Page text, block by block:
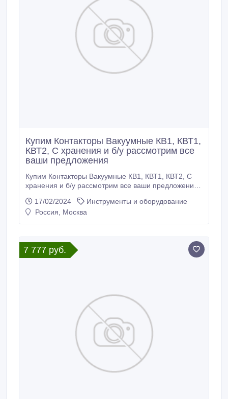
Купим Контакторы Вакуумные КВ1, КВТ1,
КВТ2, С хранения и б/у рассмотрим все
ваши предложения
Купим Контакторы Вакуумные КВ1, КВТ1, КВТ2, С
хранения и б/у рассмотрим все ваши предложения
КВТ 1 , 14-2, 5/250А КВТ 1 , 14-4/400А КВТ2 1, 14-
5/630А КВТ2 1, 14-6, 3/1000А.
17/02/2024
Инструменты и оборудование
Россия, Москва
7 777 руб.